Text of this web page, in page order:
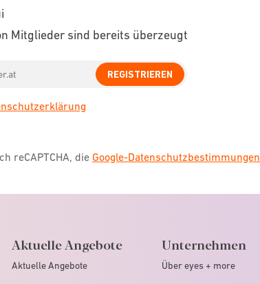
Mitglieder sind bereits überzeugt
REGISTRIEREN
reCAPTCHA, die Google-Datenschutzbestimmungen
Aktuelle Angebote
Aktuelle Angebote
Unternehmen
Über eyes + more